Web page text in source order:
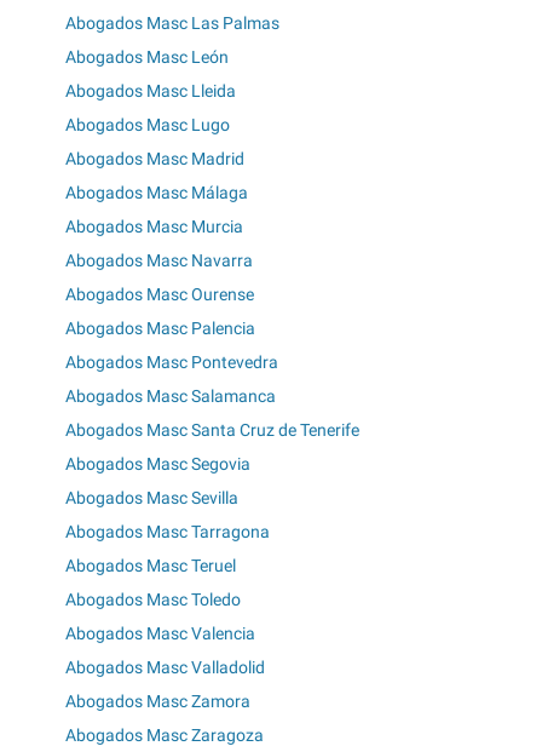
Abogados Masc Las Palmas
Abogados Masc León
Abogados Masc Lleida
Abogados Masc Lugo
Abogados Masc Madrid
Abogados Masc Málaga
Abogados Masc Murcia
Abogados Masc Navarra
Abogados Masc Ourense
Abogados Masc Palencia
Abogados Masc Pontevedra
Abogados Masc Salamanca
Abogados Masc Santa Cruz de Tenerife
Abogados Masc Segovia
Abogados Masc Sevilla
Abogados Masc Tarragona
Abogados Masc Teruel
Abogados Masc Toledo
Abogados Masc Valencia
Abogados Masc Valladolid
Abogados Masc Zamora
Abogados Masc Zaragoza